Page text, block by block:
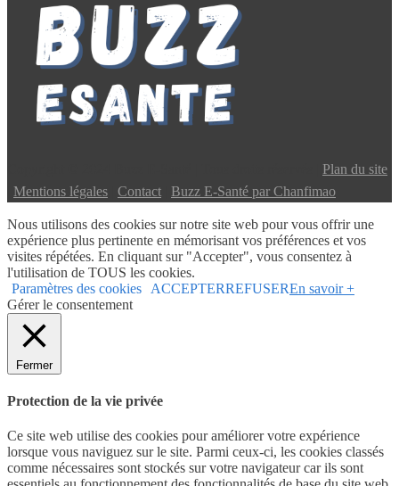
Plan du site
Mentions légales Contact Buzz E-Santé par Chanfimao
Nous utilisons des cookies sur notre site web pour vous offrir une
expérience plus pertinente en mémorisant vos préférences et vos
visites répétées. En cliquant sur "Accepter", vous consentez à
l'utilisation de TOUS les cookies.
Paramètres des cookies
ACCEPTERREFUSEREn savoir +
Gérer le consentement
Fermer
Protection de la vie privée
Ce site web utilise des cookies pour améliorer votre expérience
lorsque vous naviguez sur le site. Parmi ceux-ci, les cookies classés
comme nécessaires sont stockés sur votre navigateur car ils sont